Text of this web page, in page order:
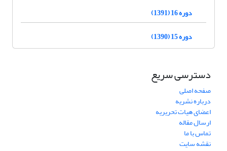
دوره 16 (1391)
دوره 15 (1390)
دسترسی سریع
صفحه اصلی
درباره نشریه
اعضای هیات تحریریه
ارسال مقاله
تماس با ما
نقشه سایت